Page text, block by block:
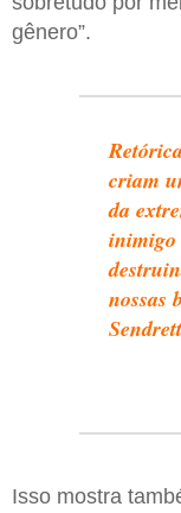
gênero”.
criam
da
inimigo
nossas
Isso mostra